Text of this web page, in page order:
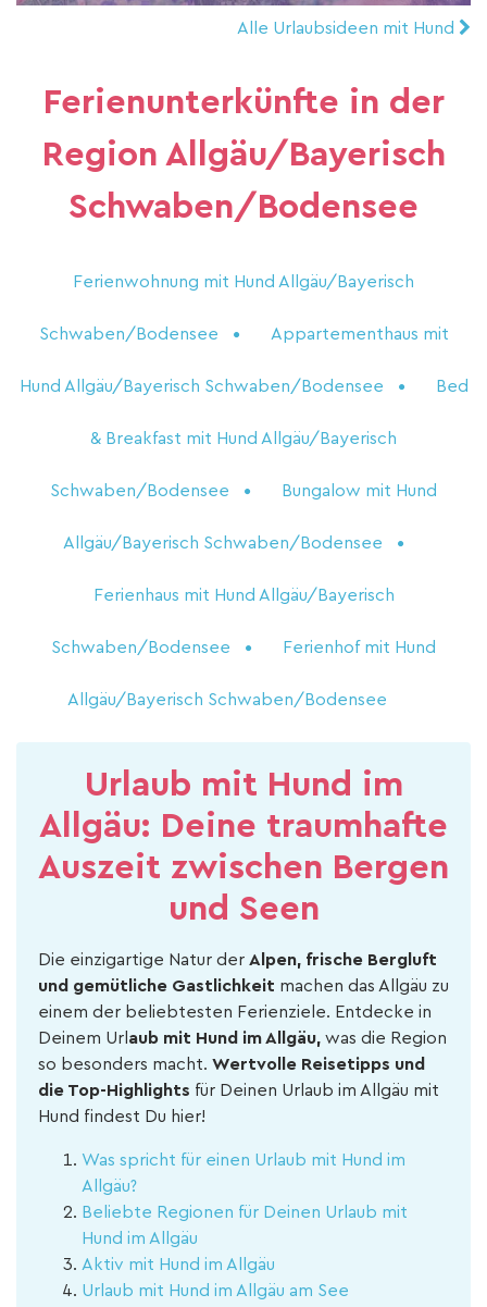
Alle Urlaubsideen mit Hund
Ferienunterkünfte in der
Region Allgäu/Bayerisch
Schwaben/Bodensee
Ferienwohnung mit Hund Allgäu/Bayerisch
Schwaben/Bodensee Appartementhaus mit
Hund Allgäu/Bayerisch Schwaben/Bodensee Bed
& Breakfast mit Hund Allgäu/Bayerisch
Schwaben/Bodensee Bungalow mit Hund
Allgäu/Bayerisch Schwaben/Bodensee
Ferienhaus mit Hund Allgäu/Bayerisch
Schwaben/Bodensee Ferienhof mit Hund
Allgäu/Bayerisch Schwaben/Bodensee
Urlaub mit Hund im
Allgäu: Deine traumhafte
Auszeit zwischen Bergen
und Seen
Die einzigartige Natur der Alpen, frische Bergluft
und gemütliche Gastlichkeit machen das Allgäu zu
einem der beliebtesten Ferienziele. Entdecke in
Deinem Url aub mit Hund im Allgäu, was die Region
so besonders macht. Wertvolle Reisetipps und
die Top-Highlights für Deinen Urlaub im Allgäu mit
Hund findest Du hier!
Was spricht für einen Urlaub mit Hund im
Allgäu?
Beliebte Regionen für Deinen Urlaub mit
Hund im Allgäu
Aktiv mit Hund im Allgäu
Urlaub mit Hund im Allgäu am See